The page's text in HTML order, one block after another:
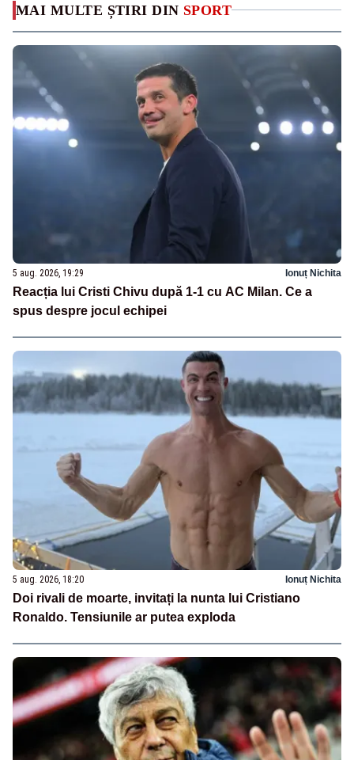
MAI MULTE ȘTIRI DIN SPORT
5 aug. 2026, 19:29 Ionuț Nichita
Reacția lui Cristi Chivu după 1-1 cu AC Milan. Ce a
spus despre jocul echipei
5 aug. 2026, 18:20 Ionuț Nichita
Doi rivali de moarte, invitați la nunta lui Cristiano
Ronaldo. Tensiunile ar putea exploda